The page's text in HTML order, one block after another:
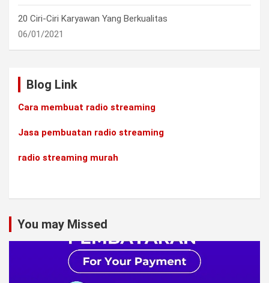
20 Ciri-Ciri Karyawan Yang Berkualitas
06/01/2021
Blog Link
Cara membuat radio streaming
Jasa pembuatan radio streaming
radio streaming murah
You may Missed